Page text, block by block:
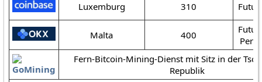
Luxemburg
310
Malta 400
Fern-Bitcoin-Mining-Dienst mit Sitz in der
Republik